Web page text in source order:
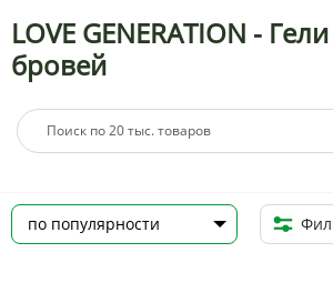
LOVE GENERATION -
бровей